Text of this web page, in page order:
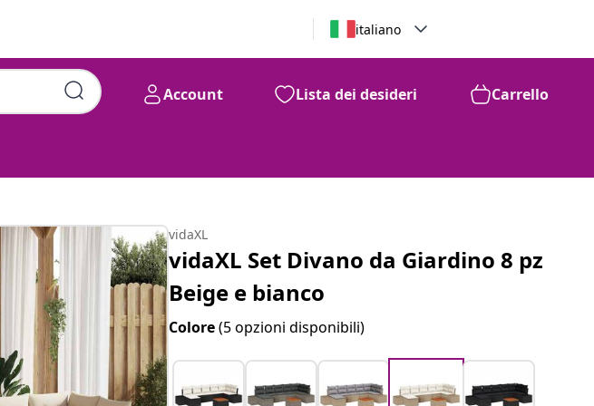
italiano
Account Lista dei desideri Carrello
vidaXL
vidaXL Set Divano da Giardino 8 pz
Beige e bianco
Colore(5 opzioni disponibili)